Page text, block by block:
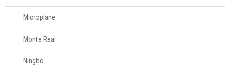
Microplane
Monte Real
Ningbo